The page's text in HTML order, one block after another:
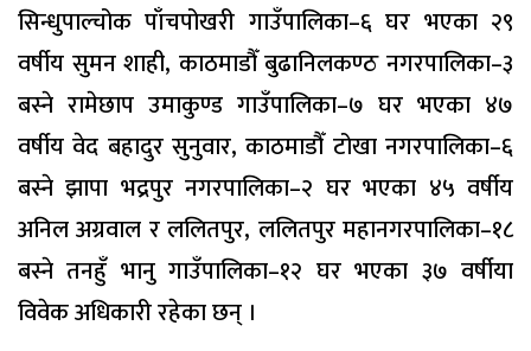
सिन्धुपाल्चोक पाँचपोखरी गाउँपालिका–६ घर भएका २९
वर्षीय सुमन शाही, काठमाडौँ बुढानिलकण्ठ नगरपालिका–३
बस्ने रामेछाप उमाकुण्ड गाउँपालिका–७ घर भएका ४७
वर्षीय वेद बहादुर सुनुवार, काठमाडौँ टोखा नगरपालिका–६
बस्ने झापा भद्रपुर नगरपालिका–२ घर भएका ४५ वर्षीय
अनिल अग्रवाल र ललितपुर, ललितपुर महानगरपालिका–१८
बस्ने तनहुँ भानु गाउँपालिका–१२ घर भएका ३७ वर्षीया
विवेक अधिकारी रहेका छन् ।